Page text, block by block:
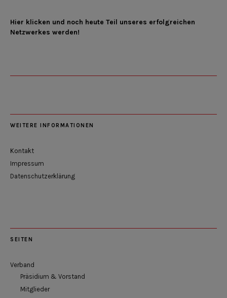
Hier klicken und noch heute Teil unseres erfolgreichen
Netzwerkes werden!
WEITERE INFORMATIONEN
Kontakt
Impressum
Datenschutzerklärung
SEITEN
Verband
Präsidium & Vorstand
Mitglieder